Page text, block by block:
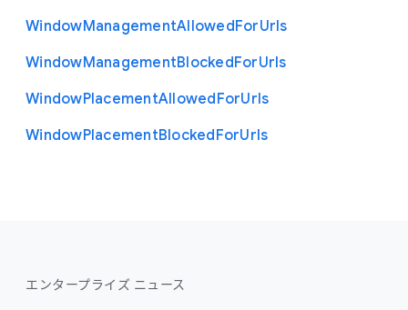
WindowManagementAllowedForUrls
WindowManagementBlockedForUrls
WindowPlacementAllowedForUrls
WindowPlacementBlockedForUrls
エンタープライズ ニュース